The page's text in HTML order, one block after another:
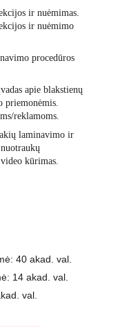
ir nuėmimas.
ir nuėmimo
procedūros
apie blakstienų
priemonėmis.
reklamoms.
laminavimo ir
kūrimas.
40 akad. val.
14 akad. val.
val.